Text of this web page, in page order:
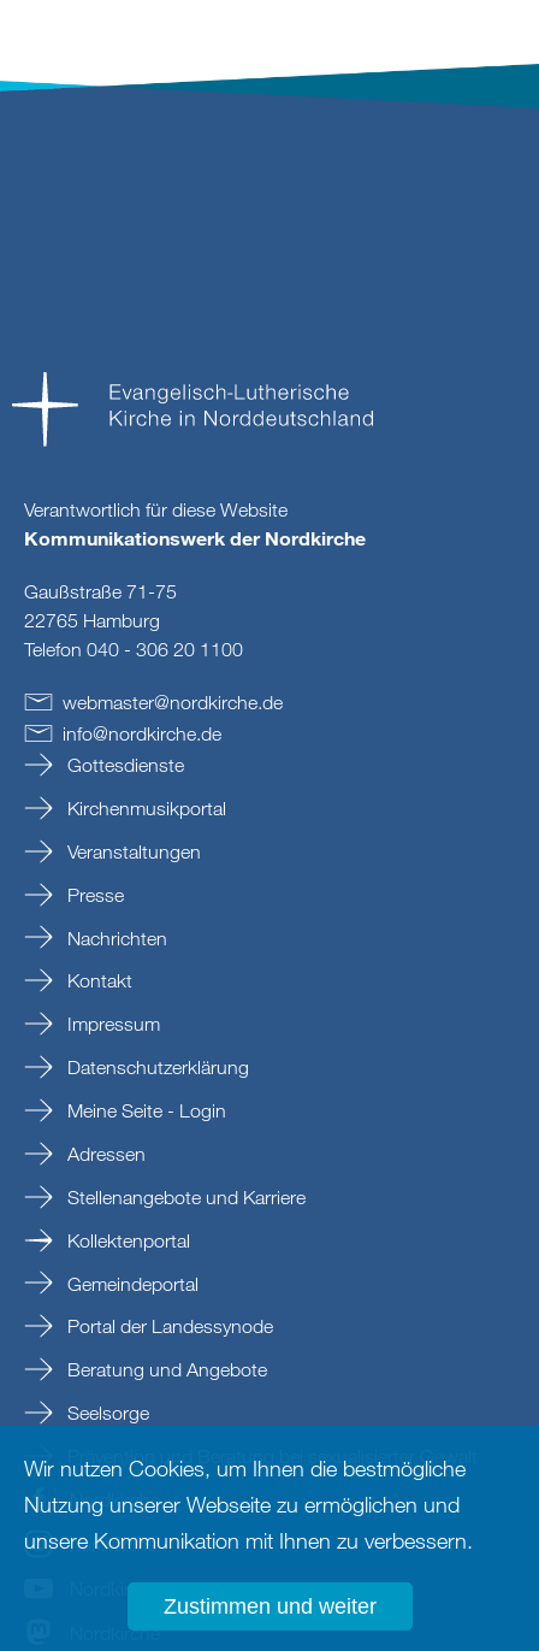
Verantwortlich für diese Website
Kommunikationswerk der Nordkirche
Gaußstraße 71-75
22765 Hamburg
Telefon 040 - 306 20 1100
webmaster@nordkirche.de
info@nordkirche.de
Gottesdienste
Kirchenmusikportal
Veranstaltungen
Presse
Nachrichten
Kontakt
Impressum
Datenschutzerklärung
Meine Seite - Login
Adressen
Stellenangebote und Karriere
Kollektenportal
Gemeindeportal
Portal der Landessynode
Beratung und Angebote
Seelsorge
Prävention und Beratung bei sexualisierter Gewalt
Nordkirche
nordkirche
Nordkirche
Nordkirche
Wir nutzen Cookies, um Ihnen die bestmögliche
Nutzung unserer Webseite zu ermöglichen und
unsere Kommunikation mit Ihnen zu verbessern.
Zustimmen und weiter